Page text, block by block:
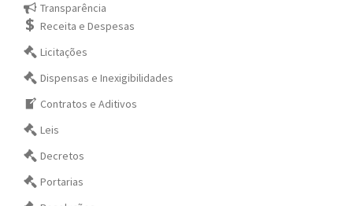
Transparência
Receita e Despesas
Licitações
Dispensas e Inexigibilidades
Contratos e Aditivos
Leis
Decretos
Portarias